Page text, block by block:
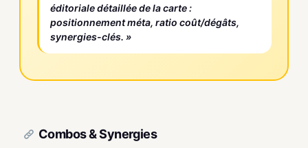
éditoriale détaillée de la carte :
positionnement méta, ratio coût/dégâts,
synergies-clés. »
Combos & Synergies